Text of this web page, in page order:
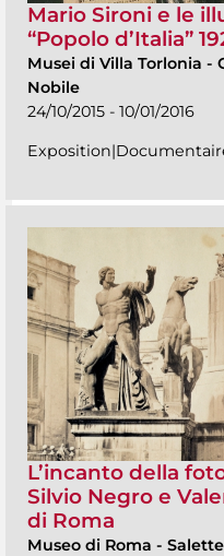
Mario Sironi e le
“Popolo d’Italia”
Musei di Villa Torlonia -
Nobile
24/10/2015 - 10/01/2016
L’incanto della
Silvio Negro e
di Roma
Museo di Roma -